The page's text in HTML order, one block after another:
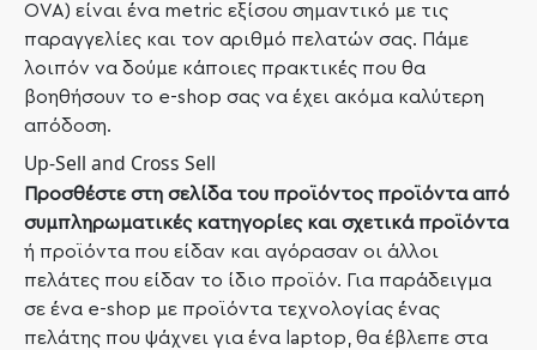
OVA) είναι ένα metric εξίσου σημαντικό με τις
παραγγελίες και τον αριθμό πελατών σας. Πάμε
λοιπόν να δούμε κάποιες πρακτικές που θα
βοηθήσουν το e-shop σας να έχει ακόμα καλύτερη
απόδοση.
Up-Sell and Cross Sell
Προσθέστε στη σελίδα του προϊόντος προϊόντα από
συμπληρωματικές κατηγορίες και σχετικά προϊόντα
ή προϊόντα που είδαν και αγόρασαν οι άλλοι
πελάτες που είδαν το ίδιο προϊόν. Για παράδειγμα
σε ένα e-shop με προϊόντα τεχνολογίας ένας
πελάτης που ψάχνει για ένα laptop, θα έβλεπε στα